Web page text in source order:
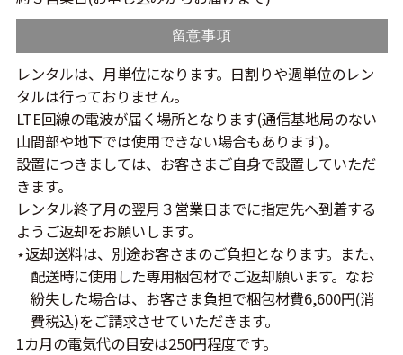
留意事項
レンタルは、月単位になります。日割りや週単位のレン
タルは行っておりません。
LTE回線の電波が届く場所となります(通信基地局のない
山間部や地下では使用できない場合もあります)。
設置につきましては、お客さまご自身で設置していただ
きます。
レンタル終了月の翌月３営業日までに指定先へ到着する
ようご返却をお願いします。
⋆返却送料は、別途お客さまのご負担となります。また、
配送時に使用した専用梱包材でご返却願います。なお
紛失した場合は、お客さま負担で梱包材費6,600円(消
費税込)をご請求させていただきます。
1カ月の電気代の目安は250円程度です。